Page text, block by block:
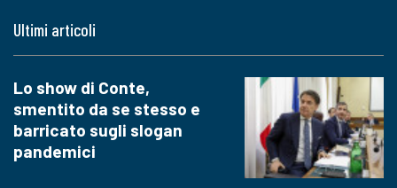
Ultimi articoli
Lo show di Conte,
smentito da se stesso e
barricato sugli slogan
pandemici